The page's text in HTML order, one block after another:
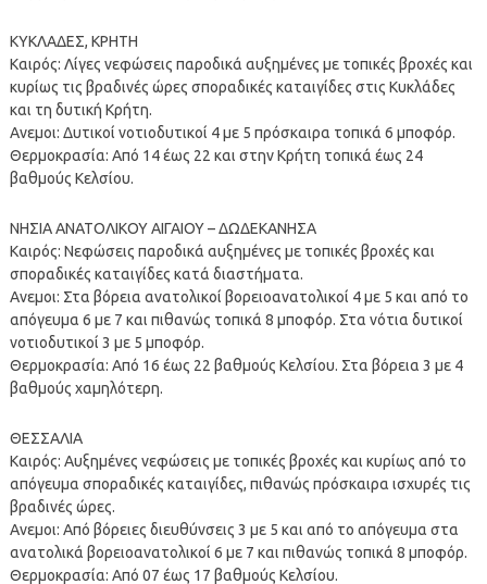
ΚΥΚΛΑΔΕΣ, ΚΡΗΤΗ
Καιρός: Λίγες νεφώσεις παροδικά αυξημένες με τοπικές βροχές και
κυρίως τις βραδινές ώρες σποραδικές καταιγίδες στις Κυκλάδες
και τη δυτική Κρήτη.
Ανεμοι: Δυτικοί νοτιοδυτικοί 4 με 5 πρόσκαιρα τοπικά 6 μποφόρ.
Θερμοκρασία: Από 14 έως 22 και στην Κρήτη τοπικά έως 24
βαθμούς Κελσίου.
ΝΗΣΙΑ ΑΝΑΤΟΛΙΚΟΥ ΑΙΓΑΙΟΥ – ΔΩΔΕΚΑΝΗΣΑ
Καιρός: Νεφώσεις παροδικά αυξημένες με τοπικές βροχές και
σποραδικές καταιγίδες κατά διαστήματα.
Ανεμοι: Στα βόρεια ανατολικοί βορειοανατολικοί 4 με 5 και από το
απόγευμα 6 με 7 και πιθανώς τοπικά 8 μποφόρ. Στα νότια δυτικοί
νοτιοδυτικοί 3 με 5 μποφόρ.
Θερμοκρασία: Από 16 έως 22 βαθμούς Κελσίου. Στα βόρεια 3 με 4
βαθμούς χαμηλότερη.
ΘΕΣΣΑΛΙΑ
Καιρός: Αυξημένες νεφώσεις με τοπικές βροχές και κυρίως από το
απόγευμα σποραδικές καταιγίδες, πιθανώς πρόσκαιρα ισχυρές τις
βραδινές ώρες.
Ανεμοι: Από βόρειες διευθύνσεις 3 με 5 και από το απόγευμα στα
ανατολικά βορειοανατολικοί 6 με 7 και πιθανώς τοπικά 8 μποφόρ.
Θερμοκρασία: Από 07 έως 17 βαθμούς Κελσίου.